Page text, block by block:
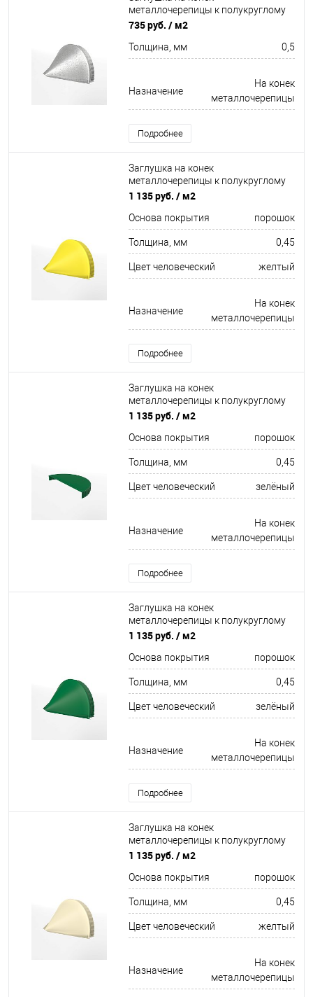
металлочерепицы к полукруглому
коньку конусная для кровли
735 руб. / м2
Толщина, мм 0,5
Назначение
На конек
металлочерепицы
Подробнее
Заглушка на конек
металлочерепицы к полукруглому
коньку конусная для кровли
покрытием 0,45x301мм RAL 1018
1 135 руб. / м2
Основа покрытия порошок
Толщина, мм 0,45
Цвет человеческий желтый
Назначение
На конек
металлочерепицы
Подробнее
Заглушка на конек
металлочерепицы к полукруглому
коньку торцевая для кровли
покрытием 0,45x220мм RAL 6029
1 135 руб. / м2
Основа покрытия порошок
Толщина, мм 0,45
Цвет человеческий зелёный
Назначение
На конек
металлочерепицы
Подробнее
Заглушка на конек
металлочерепицы к полукруглому
коньку конусная для кровли
покрытием 0,45x301мм RAL 6029
1 135 руб. / м2
Основа покрытия порошок
Толщина, мм 0,45
Цвет человеческий зелёный
Назначение
На конек
металлочерепицы
Подробнее
Заглушка на конек
металлочерепицы к полукруглому
коньку конусная для кровли
покрытием 0,45x301мм RAL 1015
1 135 руб. / м2
Основа покрытия порошок
Толщина, мм 0,45
Цвет человеческий желтый
Назначение
На конек
металлочерепицы